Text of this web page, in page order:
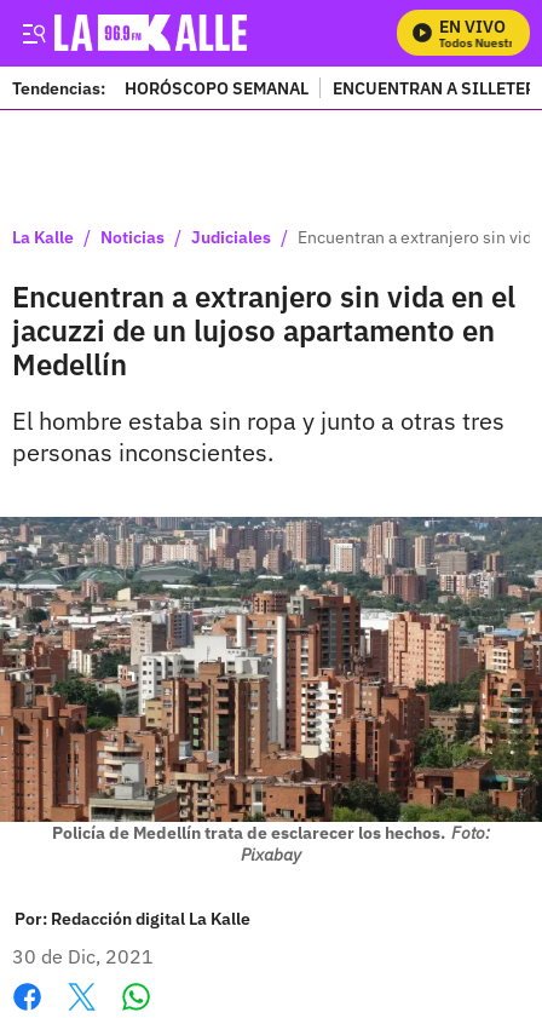
EN VIVO
Mira Todos Nuestros
Tendencias: HORÓSCOPO SEMANAL ENCUENTRAN A
La Kalle / Noticias / Judiciales / Encuentran a extranjero sin
Encuentran a extranjero sin vida en el
jacuzzi de un lujoso apartamento en
Medellín
El hombre estaba sin ropa y junto a otras tres
personas inconscientes.
Policía de Medellín trata de esclarecer los hechos. Foto:
Pixabay
Por: Redacción digital La Kalle
30 de Dic, 2021